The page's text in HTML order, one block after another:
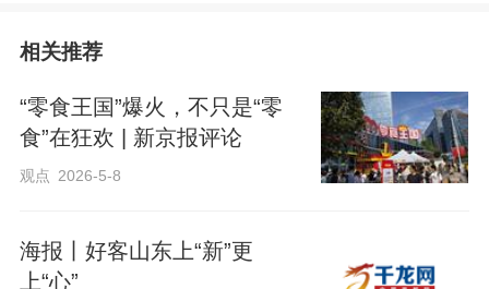
相关推荐
“零食王国”爆火，不只是“零
食”在狂欢 | 新京报评论
观点 2026-5-8
海报丨好客山东上“新”更
上“心”